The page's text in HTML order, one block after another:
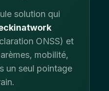
solution qui
ONSS) et
mobilité,
un seul pointage